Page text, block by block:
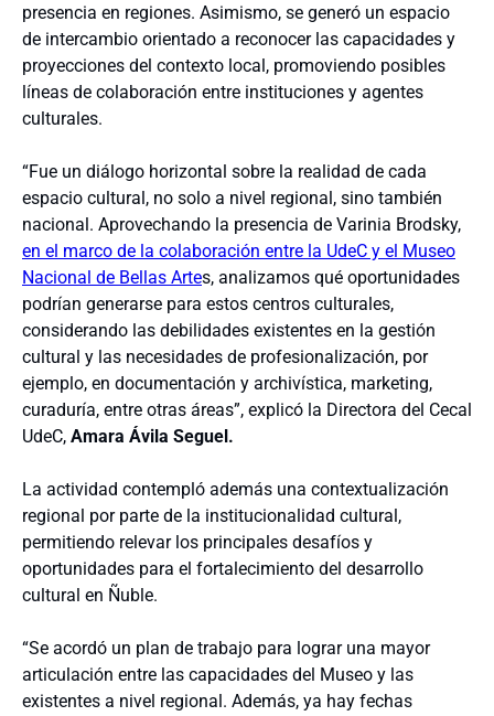
presencia en regiones. Asimismo, se generó un espacio
de intercambio orientado a reconocer las capacidades y
proyecciones del contexto local, promoviendo posibles
líneas de colaboración entre instituciones y agentes
culturales.
“Fue un diálogo horizontal sobre la realidad de cada
espacio cultural, no solo a nivel regional, sino también
nacional. Aprovechando la presencia de Varinia Brodsky,
en el marco de la colaboración entre la UdeC y el Museo
Nacional de Bellas Artes, analizamos qué oportunidades
podrían generarse para estos centros culturales,
considerando las debilidades existentes en la gestión
cultural y las necesidades de profesionalización, por
ejemplo, en documentación y archivística, marketing,
curaduría, entre otras áreas”, explicó la Directora del Cecal
UdeC, Amara Ávila Seguel.
La actividad contempló además una contextualización
regional por parte de la institucionalidad cultural,
permitiendo relevar los principales desafíos y
oportunidades para el fortalecimiento del desarrollo
cultural en Ñuble.
“Se acordó un plan de trabajo para lograr una mayor
articulación entre las capacidades del Museo y las
existentes a nivel regional. Además, ya hay fechas